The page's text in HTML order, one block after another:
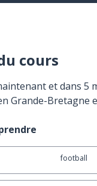
cours
et dans
Grande-Bretagne
football